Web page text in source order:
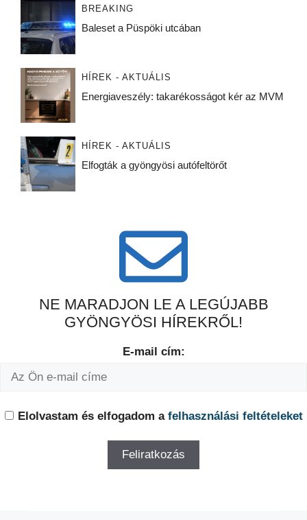
BREAKING
Baleset a Püspöki utcában
HÍREK - AKTUÁLIS
Energiaveszély: takarékosságot kér az MVM
HÍREK - AKTUÁLIS
Elfogták a gyöngyösi autófeltörőt
NE MARADJON LE A LEGÚJABB
GYÖNGYÖSI HÍREKRŐL!
E-mail cím:
Elolvastam és elfogadom a felhasználási feltételeket